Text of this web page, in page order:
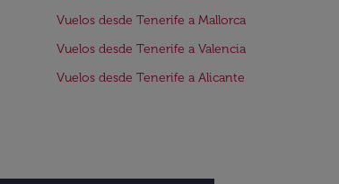
Vuelos desde Tenerife a Mallorca
Vuelos desde Tenerife a Valencia
Vuelos desde Tenerife a Alicante